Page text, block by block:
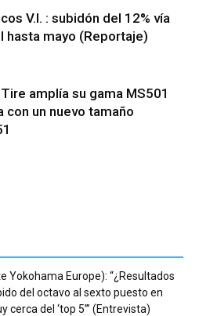
V.I. : subidón del 12% vía
hasta mayo (Reportaje)
amplía su gama MS501
con un nuevo tamaño
Yokohama Europe): “¿Resultados
del octavo al sexto puesto en
cerca del ‘top 5’” (Entrevista)